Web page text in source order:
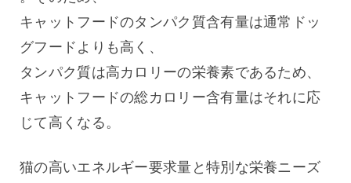
キャットフードのタンパク質含有量は通常ドッ
グフードよりも高く、
タンパク質は高カロリーの栄養素であるため、
キャットフードの総カロリー含有量はそれに応
じて高くなる。
猫の高いエネルギー要求量と特別な栄養ニーズ